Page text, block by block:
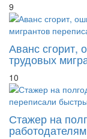
9
Аванс сгорит,
трудовых
10
Стажер на